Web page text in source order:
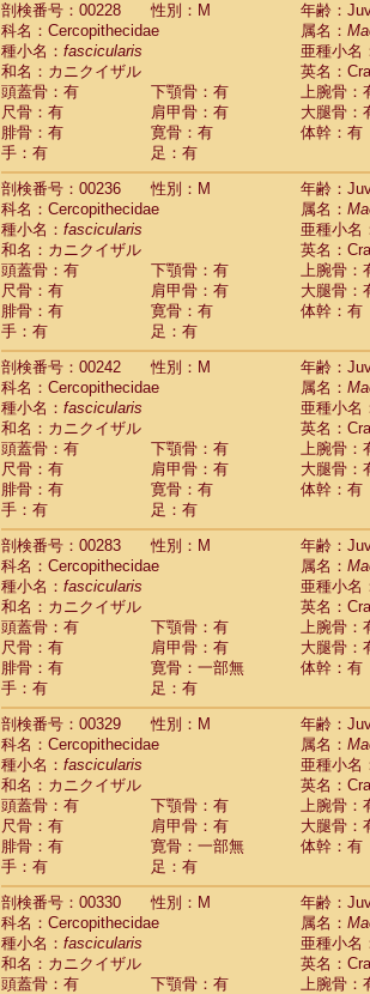
剖検番号：00228
性別：M
年齢：
科名：Cercopithecidae
属名：
種小名： fascicularis
亜種小名
和名：カニクイザル
英名：
頭蓋骨：有
下顎骨：有
上腕骨：
尺骨：有
肩甲骨：有
大腿骨：
腓骨：有
寛骨：有
体幹：有
手：有
足：有
剖検番号：00236
性別：M
年齢：
科名：Cercopithecidae
属名：
種小名： fascicularis
亜種小名
和名：カニクイザル
英名：
頭蓋骨：有
下顎骨：有
上腕骨：
尺骨：有
肩甲骨：有
大腿骨：
腓骨：有
寛骨：有
体幹：有
手：有
足：有
剖検番号：00242
性別：M
年齢：
科名：Cercopithecidae
属名：
種小名： fascicularis
亜種小名
和名：カニクイザル
英名：
頭蓋骨：有
下顎骨：有
上腕骨：
尺骨：有
肩甲骨：有
大腿骨：
腓骨：有
寛骨：有
体幹：有
手：有
足：有
剖検番号：00283
性別：M
年齢：
科名：Cercopithecidae
属名：
種小名： fascicularis
亜種小名
和名：カニクイザル
英名：
頭蓋骨：有
下顎骨：有
上腕骨：
尺骨：有
肩甲骨：有
大腿骨：
腓骨：有
寛骨：一部無
体幹：有
手：有
足：有
剖検番号：00329
性別：M
年齢：
科名：Cercopithecidae
属名：
種小名： fascicularis
亜種小名
和名：カニクイザル
英名：
頭蓋骨：有
下顎骨：有
上腕骨：
尺骨：有
肩甲骨：有
大腿骨：
腓骨：有
寛骨：一部無
体幹：有
手：有
足：有
剖検番号：00330
性別：M
年齢：
科名：Cercopithecidae
属名：
種小名： fascicularis
亜種小名
和名：カニクイザル
英名：
頭蓋骨：有
下顎骨：有
上腕骨：